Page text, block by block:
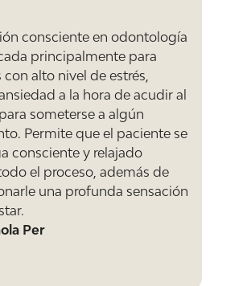
consciente en odontología
principalmente para
con alto nivel de estrés,
a la hora de acudir al
someterse a algún
Permite que el paciente se
consciente y relajado
el proceso, además de
una profunda sensación
Per